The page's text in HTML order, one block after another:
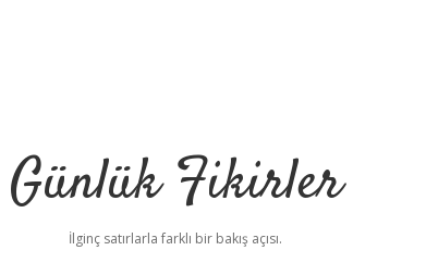
Günlük Fikirler
İlginç satırlarla farklı bir bakış açısı.